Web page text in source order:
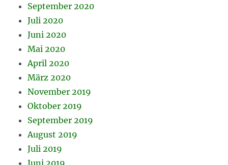
September 2020
Juli 2020
Juni 2020
Mai 2020
April 2020
März 2020
November 2019
Oktober 2019
September 2019
August 2019
Juli 2019
Juni 2019